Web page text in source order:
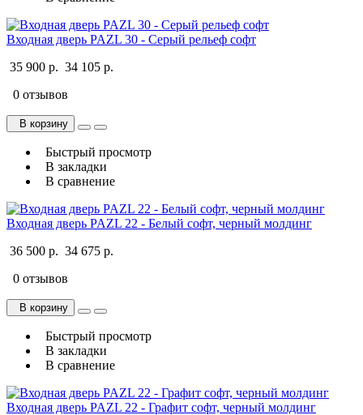
Входная дверь PAZL 30 - Серый рельеф софт
35 900 р. 34 105 р.
0 отзывов
В корзину
Быстрый просмотр
В закладки
В сравнение
Входная дверь PAZL 22 - Белый софт, черный молдинг
36 500 р. 34 675 р.
0 отзывов
В корзину
Быстрый просмотр
В закладки
В сравнение
Входная дверь PAZL 22 - Графит софт, черный молдинг